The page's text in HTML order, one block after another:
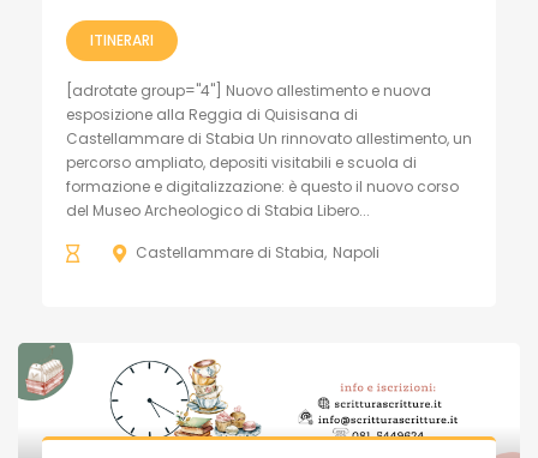
ITINERARI
[adrotate group="4"] Nuovo allestimento e nuova
esposizione alla Reggia di Quisisana di
Castellammare di Stabia Un rinnovato allestimento, un
percorso ampliato, depositi visitabili e scuola di
formazione e digitalizzazione: è questo il nuovo corso
del Museo Archeologico di Stabia Libero...
Castellammare di Stabia Napoli